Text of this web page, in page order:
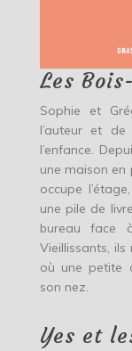
Les
Sophie et
l’auteur et
l’enfance.
une maison en
occupe
une pile de
bureau face
Vieillissants,
où une petite
son nez.
Yes et